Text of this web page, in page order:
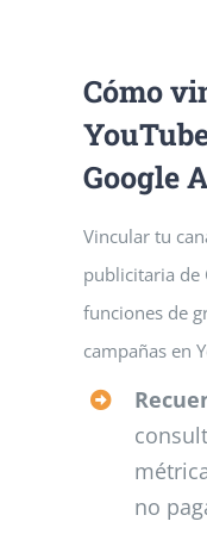
Cómo
Google
Vincular tu
publicitaria de
funciones de
campañas en
no